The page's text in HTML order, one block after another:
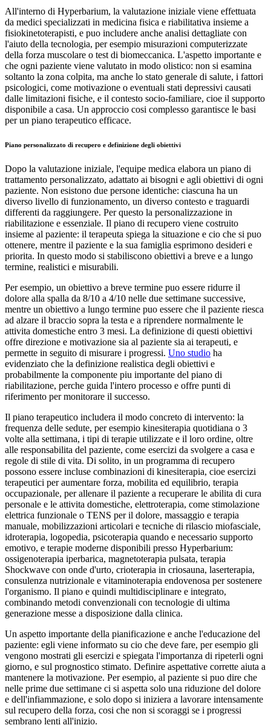
All'interno di Hyperbarium, la valutazione iniziale viene effettuata
da medici specializzati in medicina fisica e riabilitativa insieme a
fisiokinetoterapisti, e puo includere anche analisi dettagliate con
l'aiuto della tecnologia, per esempio misurazioni computerizzate
della forza muscolare o test di biomeccanica. L'aspetto importante e
che ogni paziente viene valutato in modo olistico: non si esamina
soltanto la zona colpita, ma anche lo stato generale di salute, i fattori
psicologici, come motivazione o eventuali stati depressivi causati
dalle limitazioni fisiche, e il contesto socio-familiare, cioe il supporto
disponibile a casa. Un approccio cosi complesso garantisce le basi
per un piano terapeutico efficace.
Piano personalizzato di recupero e definizione degli obiettivi
Dopo la valutazione iniziale, l'equipe medica elabora un piano di
trattamento personalizzato, adattato ai bisogni e agli obiettivi di ogni
paziente. Non esistono due persone identiche: ciascuna ha un
diverso livello di funzionamento, un diverso contesto e traguardi
differenti da raggiungere. Per questo la personalizzazione in
riabilitazione e essenziale. Il piano di recupero viene costruito
insieme al paziente: il terapeuta spiega la situazione e cio che si puo
ottenere, mentre il paziente e la sua famiglia esprimono desideri e
priorita. In questo modo si stabiliscono obiettivi a breve e a lungo
termine, realistici e misurabili.
Per esempio, un obiettivo a breve termine puo essere ridurre il
dolore alla spalla da 8/10 a 4/10 nelle due settimane successive,
mentre un obiettivo a lungo termine puo essere che il paziente riesca
ad alzare il braccio sopra la testa e a riprendere normalmente le
attivita domestiche entro 3 mesi. La definizione di questi obiettivi
offre direzione e motivazione sia al paziente sia ai terapeuti, e
permette in seguito di misurare i progressi. Uno studio ha
evidenziato che la definizione realistica degli obiettivi e
probabilmente la componente piu importante del piano di
riabilitazione, perche guida l'intero processo e offre punti di
riferimento per monitorare il successo.
Il piano terapeutico includera il modo concreto di intervento: la
frequenza delle sedute, per esempio kinesiterapia quotidiana o 3
volte alla settimana, i tipi di terapie utilizzate e il loro ordine, oltre
alle responsabilita del paziente, come esercizi da svolgere a casa e
regole di stile di vita. Di solito, in un programma di recupero
possono essere incluse combinazioni di kinesiterapia, cioe esercizi
terapeutici per aumentare forza, mobilita ed equilibrio, terapia
occupazionale, per allenare il paziente a recuperare le abilita di cura
personale e le attivita domestiche, elettroterapia, come stimolazione
elettrica funzionale o TENS per il dolore, massaggio e terapia
manuale, mobilizzazioni articolari e tecniche di rilascio miofasciale,
idroterapia, logopedia, psicoterapia quando e necessario supporto
emotivo, e terapie moderne disponibili presso Hyperbarium:
ossigenoterapia iperbarica, magnetoterapia pulsata, terapia
Shockwave con onde d'urto, crioterapia in criosauna, laserterapia,
consulenza nutrizionale e vitaminoterapia endovenosa per sostenere
l'organismo. Il piano e quindi multidisciplinare e integrato,
combinando metodi convenzionali con tecnologie di ultima
generazione messe a disposizione dalla clinica.
Un aspetto importante della pianificazione e anche l'educazione del
paziente: egli viene informato su cio che deve fare, per esempio gli
vengono mostrati gli esercizi e spiegata l'importanza di ripeterli ogni
giorno, e sul prognostico stimato. Definire aspettative corrette aiuta a
mantenere la motivazione. Per esempio, al paziente si puo dire che
nelle prime due settimane ci si aspetta solo una riduzione del dolore
e dell'infiammazione, e solo dopo si iniziera a lavorare intensamente
sul recupero della forza, cosi che non si scoraggi se i progressi
sembrano lenti all'inizio.